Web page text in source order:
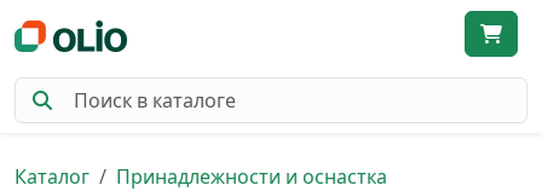
Каталог
Принадлежности и оснастка